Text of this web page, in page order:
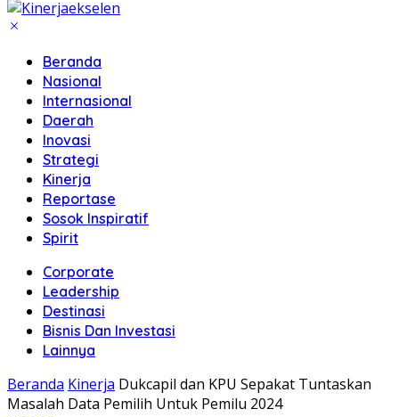
Beranda
Nasional
Internasional
Daerah
Inovasi
Strategi
Kinerja
Reportase
Sosok Inspiratif
Spirit
Corporate
Leadership
Destinasi
Bisnis Dan Investasi
Lainnya
Beranda Kinerja Dukcapil dan KPU Sepakat Tuntaskan
Masalah Data Pemilih Untuk Pemilu 2024